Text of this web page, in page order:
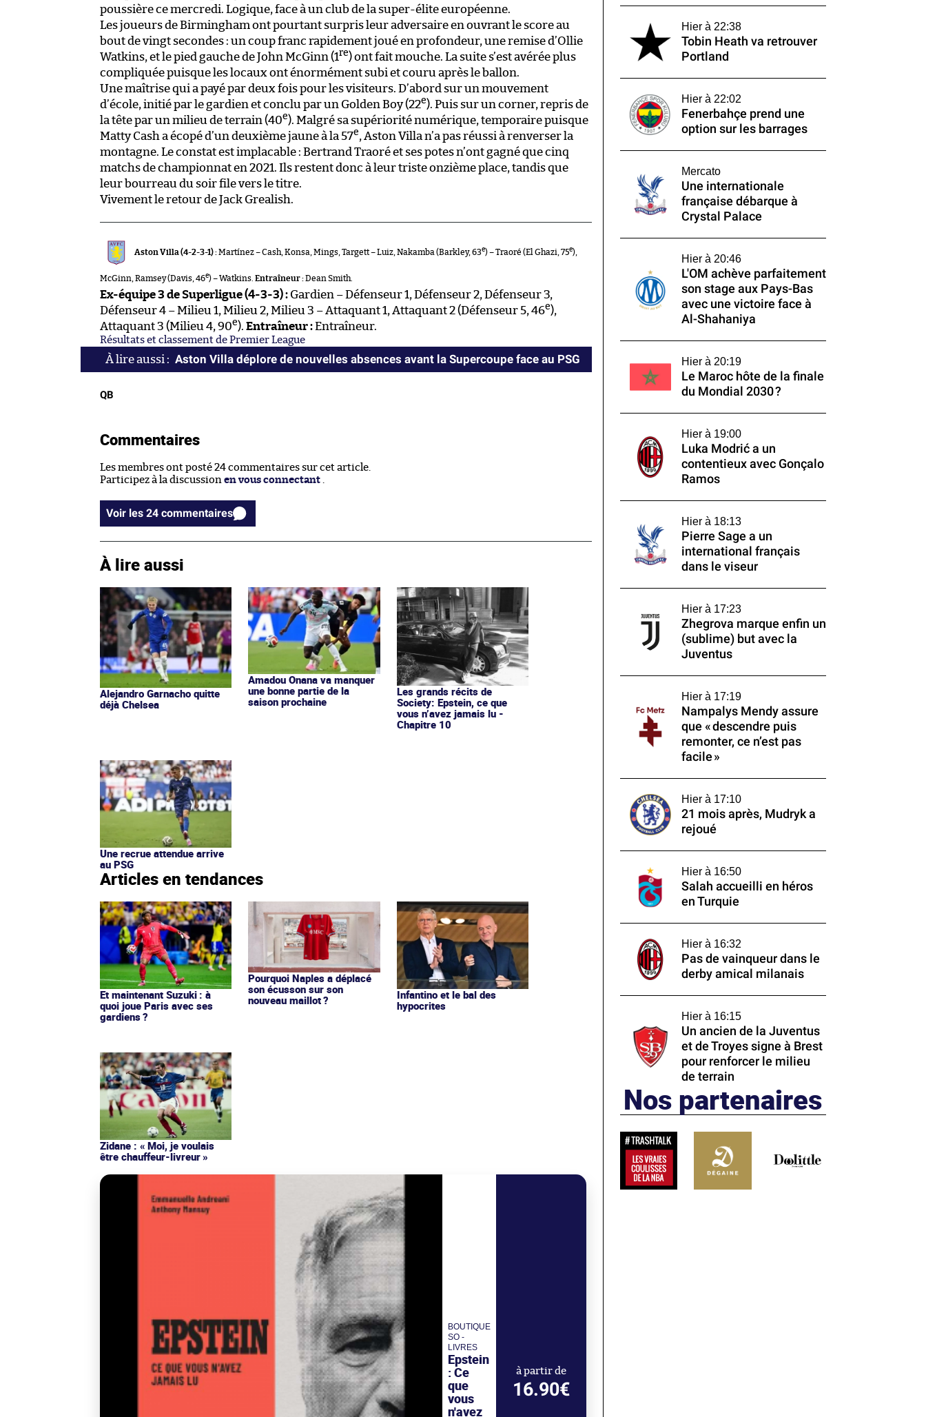
poussière ce mercredi. Logique, face à un club de la super-élite européenne.
Les joueurs de Birmingham ont pourtant surpris leur adversaire en ouvrant le score au
bout de vingt secondes : un coup franc rapidement joué en profondeur, une remise d’Ollie
Watkins, et le pied gauche de John McGinn (1re) ont fait mouche. La suite s’est avérée plus
compliquée puisque les locaux ont énormément subi et couru après le ballon.
Une maîtrise qui a payé par deux fois pour les visiteurs. D’abord sur un mouvement
d’école, initié par le gardien et conclu par un Golden Boy (22e). Puis sur un corner, repris de
la tête par un milieu de terrain (40e). Malgré sa supériorité numérique, temporaire puisque
Matty Cash a écopé d’un deuxième jaune à la 57e, Aston Villa n’a pas réussi à renverser la
montagne. Le constat est implacable : Bertrand Traoré et ses potes n’ont gagné que cinq
matchs de championnat en 2021. Ils restent donc à leur triste onzième place, tandis que
leur bourreau du soir file vers le titre.
Vivement le retour de Jack Grealish.
Aston Villa (4-2-3-1) :Martínez – Cash, Konsa, Mings, Targett – Luiz, Nakamba (Barkley, 63e) – Traoré (El Ghazi, 75e),
McGinn, Ramsey (Davis, 46e) – Watkins. Entraîneur :Dean Smith.
Ex-équipe 3 de Superligue (4-3-3) : Gardien – Défenseur 1, Défenseur 2, Défenseur 3,
Défenseur 4 – Milieu 1, Milieu 2, Milieu 3 – Attaquant 1, Attaquant 2 (Défenseur 5, 46e),
Attaquant 3 (Milieu 4, 90e). Entraîneur :Entraîneur.
Résultats et classement de Premier League
Aston Villa déplore de nouvelles absences avant la Supercoupe face au PSG
QB
Commentaires
Les membres ont posté 24 commentaires sur cet article.
Participez à la discussion en vous connectant
Voir les 24 commentaires
À lire aussi
Alejandro Garnacho quitte
déjà Chelsea
Amadou Onana va manquer
une bonne partie de la
saison prochaine
Les grands récits de
Society: Epstein, ce que
vous n’avez jamais lu -
Chapitre 10
Une recrue attendue arrive
au PSG
Articles en tendances
Et maintenant Suzuki : à
quoi joue Paris avec ses
gardiens ?
Pourquoi Naples a déplacé
son écusson sur son
nouveau maillot ?
Infantino et le bal des
hypocrites
Zidane : « Moi, je voulais
être chauffeur-livreur »
BOUTIQUE
SO -
LIVRES
Epstein
: Ce
que
vous
n'avez
à partir de
16.90€
Hier à 22:38
Tobin Heath va retrouver
Portland
Hier à 22:02
Fenerbahçe prend une
option sur les barrages
Mercato
Une internationale
française débarque à
Crystal Palace
Hier à 20:46
L'OM achève parfaitement
son stage aux Pays-Bas
avec une victoire face à
Al-Shahaniya
Hier à 20:19
Le Maroc hôte de la finale
du Mondial 2030 ?
Hier à 19:00
Luka Modrić a un
contentieux avec Gonçalo
Ramos
Hier à 18:13
Pierre Sage a un
international français
dans le viseur
Hier à 17:23
Zhegrova marque enfin un
(sublime) but avec la
Juventus
Hier à 17:19
Nampalys Mendy assure
que « descendre puis
remonter, ce n’est pas
facile »
Hier à 17:10
21 mois après, Mudryk a
rejoué
Hier à 16:50
Salah accueilli en héros
en Turquie
Hier à 16:32
Pas de vainqueur dans le
derby amical milanais
Hier à 16:15
Un ancien de la Juventus
et de Troyes signe à Brest
pour renforcer le milieu
de terrain
Nos partenaires